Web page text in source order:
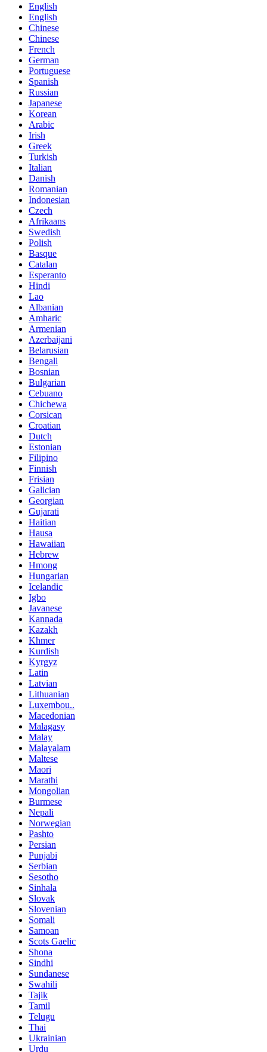
English
English
Chinese
Chinese
French
German
Portuguese
Spanish
Russian
Japanese
Korean
Arabic
Irish
Greek
Turkish
Italian
Danish
Romanian
Indonesian
Czech
Afrikaans
Swedish
Polish
Basque
Catalan
Esperanto
Hindi
Lao
Albanian
Amharic
Armenian
Azerbaijani
Belarusian
Bengali
Bosnian
Bulgarian
Cebuano
Chichewa
Corsican
Croatian
Dutch
Estonian
Filipino
Finnish
Frisian
Galician
Georgian
Gujarati
Haitian
Hausa
Hawaiian
Hebrew
Hmong
Hungarian
Icelandic
Igbo
Javanese
Kannada
Kazakh
Khmer
Kurdish
Kyrgyz
Latin
Latvian
Lithuanian
Luxembou..
Macedonian
Malagasy
Malay
Malayalam
Maltese
Maori
Marathi
Mongolian
Burmese
Nepali
Norwegian
Pashto
Persian
Punjabi
Serbian
Sesotho
Sinhala
Slovak
Slovenian
Somali
Samoan
Scots Gaelic
Shona
Sindhi
Sundanese
Swahili
Tajik
Tamil
Telugu
Thai
Ukrainian
Urdu